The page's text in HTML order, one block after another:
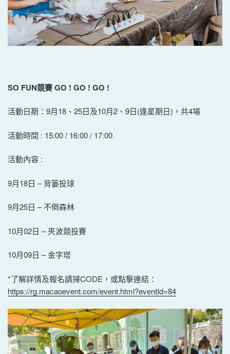
SO FUN競賽GO ! GO ! GO !
活動日期：9月18、25日及10月2、9日(逢星期日)，共4場
活動時間 : 15:00 / 16:00 / 17:00
活動內容 :
9月18日 – 背篓投球
9月25日 – 不倒森林
10月02日 – 夾波競投賽
10月09日 – 金字塔
*了解詳情及報名請掃CODE，或點擊連結：
https://rg.macaoevent.com/event.html?eventId=84